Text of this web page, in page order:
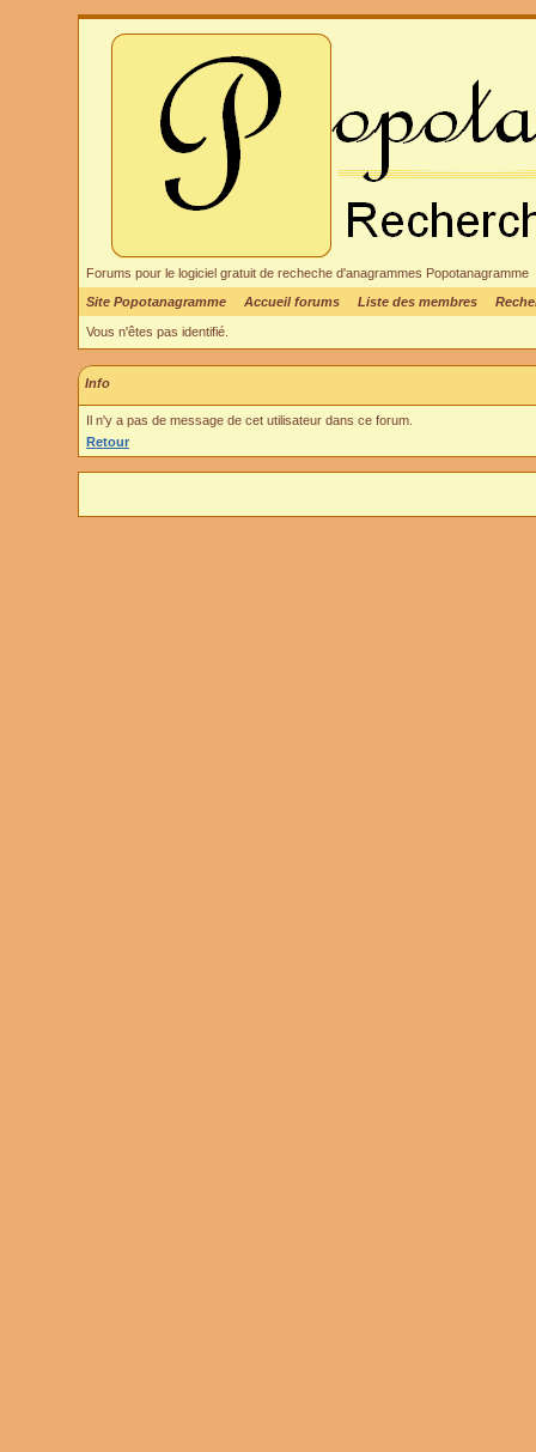
Forums pour le logiciel gratuit de recheche d'anagrammes Popotanagramme
Site Popotanagramme
Accueil forums Liste des membres
Vous n'êtes pas identifié.
Info
Il n'y a pas de message de cet utilisateur dans ce forum.
Retour